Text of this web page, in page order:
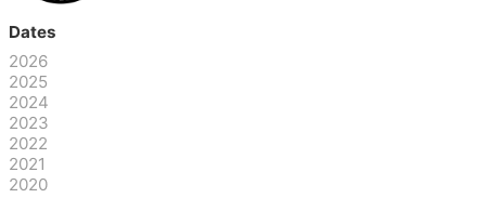
Dates
2026
2025
2024
2023
2022
2021
2020